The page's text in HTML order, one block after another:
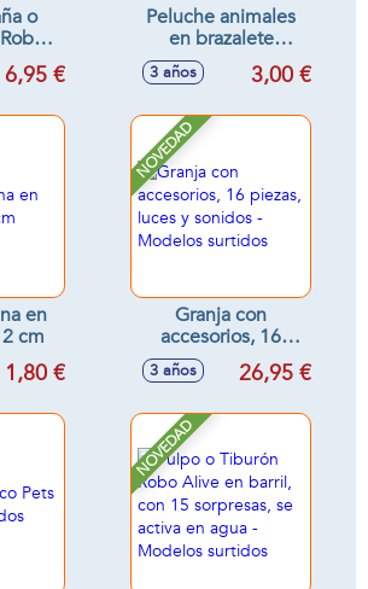
o
6,95 €
Peluche animales
en brazalete
11x7x10 cm
3 años 3,00 €
en
cm
1,80 €
NOVEDAD
Granja con
accesorios, 16
piezas, luces y
sonidos - Modelos
3 años 26,95 €
NOVEDAD